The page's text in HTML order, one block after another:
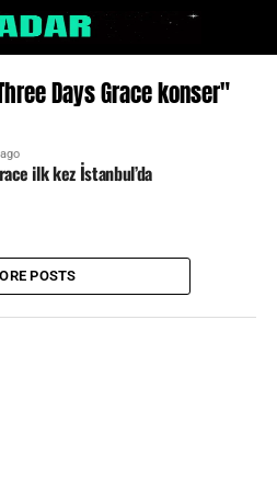
Days Grace konser"
ilk kez İstanbul’da
POSTS